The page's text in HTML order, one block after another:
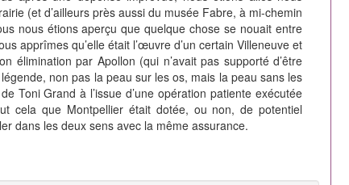
(et d’ailleurs près aussi du musée Fabre, à mi-chemin
nous étions aperçu que quelque chose se nouait entre
apprîmes qu’elle était l’œuvre d’un certain Villeneuve et
élimination par Apollon (qui n’avait pas supporté d’être
non pas la peau sur les os, mais la peau sans les
Toni Grand à l’issue d’une opération patiente exécutée
cela que Montpellier était dotée, ou non, de potentiel
dans les deux sens avec la même assurance.